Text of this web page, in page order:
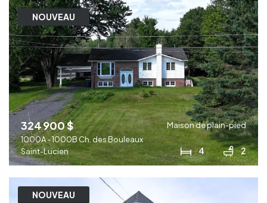
NOUVEAU
324 900 $
Maison de plain-pied
1000A - 1000B Ch. des Bouleaux
Saint-Lucien
4 2
NOUVEAU